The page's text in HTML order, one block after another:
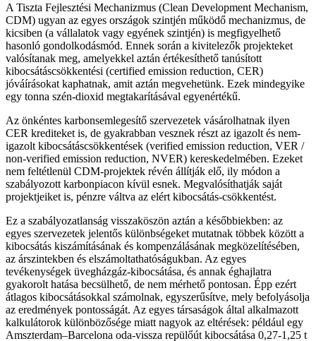
A Tiszta Fejlesztési Mechanizmus (Clean Development Mechanism,
CDM) ugyan az egyes országok szintjén működő mechanizmus, de
kicsiben (a vállalatok vagy egyének szintjén) is megfigyelhető
hasonló gondolkodásmód. Ennek során a kivitelezők projekteket
valósítanak meg, amelyekkel aztán értékesíthető tanúsított
kibocsátáscsökkentési (certified emission reduction, CER)
jóváírásokat kaphatnak, amit aztán megvehetünk. Ezek mindegyike
egy tonna szén-dioxid megtakarításával egyenértékű.
Az önkéntes karbonsemlegesítő szervezetek vásárolhatnak ilyen
CER krediteket is, de gyakrabban vesznek részt az igazolt és nem-
igazolt kibocsátáscsökkentések (verified emission reduction, VER /
non-verified emission reduction, NVER) kereskedelmében. Ezeket
nem feltétlenül CDM-projektek révén állítják elő, ily módon a
szabályozott karbonpiacon kívül esnek. Megvalósíthatják saját
projektjeiket is, pénzre váltva az elért kibocsátás-csökkentést.
Ez a szabályozatlanság visszaköszön aztán a későbbiekben: az
egyes szervezetek jelentős különbségeket mutatnak többek között a
kibocsátás kiszámításának és kompenzálásának megközelítésében,
az árszintekben és elszámoltathatóságukban. Az egyes
tevékenységek üvegházgáz-kibocsátása, és annak éghajlatra
gyakorolt hatása becsülhető, de nem mérhető pontosan. Épp ezért
átlagos kibocsátásokkal számolnak, egyszerűsítve, mely befolyásolja
az eredmények pontosságát. Az egyes társaságok által alkalmazott
kalkulátorok különbözősége miatt nagyok az eltérések: például egy
Amszterdam–Barcelona oda-vissza repülőút kibocsátása 0,27-1,25 t